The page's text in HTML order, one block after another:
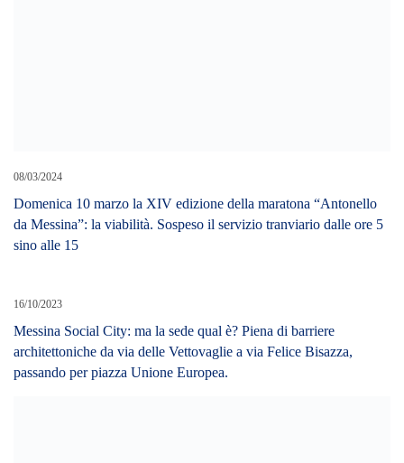
08/03/2024
Domenica 10 marzo la XIV edizione della maratona “Antonello
da Messina”: la viabilità. Sospeso il servizio tranviario dalle ore 5
sino alle 15
16/10/2023
Messina Social City: ma la sede qual è? Piena di barriere
architettoniche da via delle Vettovaglie a via Felice Bisazza,
passando per piazza Unione Europea.